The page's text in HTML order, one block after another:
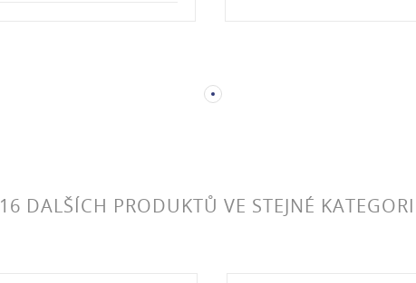
16 DALŠÍCH PRODUKTŮ VE STEJNÉ